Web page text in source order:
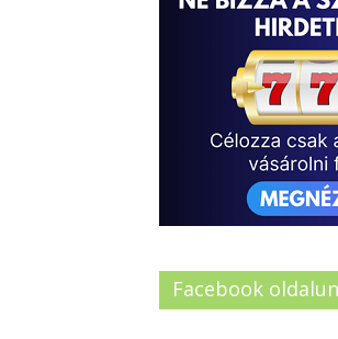
Facebook